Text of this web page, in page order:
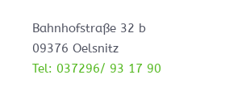
Bahnhofstraße 32 b
09376 Oelsnitz
Tel: 037296/ 93 17 90